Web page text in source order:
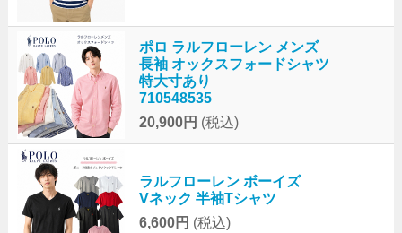
ポロ ラルフローレン メンズ
長袖 オックスフォードシャツ
特大寸あり
710548535
20,900円 (税込)
ラルフローレン ボーイズ
Vネック 半袖Tシャツ
6,600円 (税込)